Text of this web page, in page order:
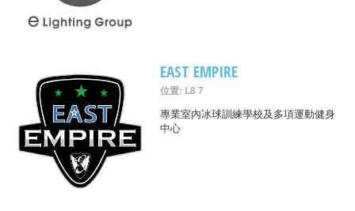
EAST EMPIRE
位置: L8 7
專業室內冰球訓練學校及多項運動健身
中心